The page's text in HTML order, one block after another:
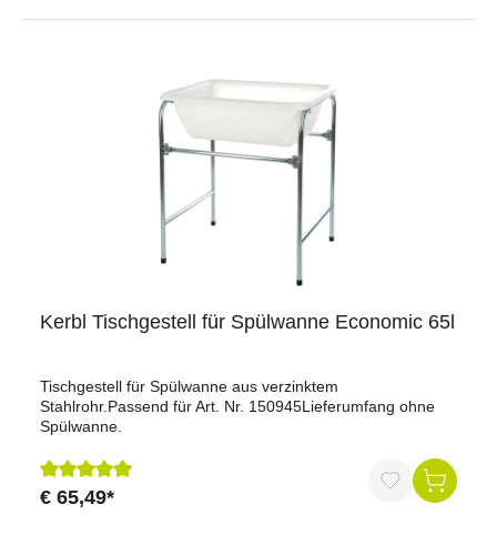
Kerbl Tischgestell für Spülwanne Economic 65l
Tischgestell für Spülwanne aus verzinktem
Stahlrohr.Passend für Art. Nr. 150945Lieferumfang ohne
Spülwanne.
Durchschnittliche Bewertung von 5 von 5 Sternen
€ 65,49*